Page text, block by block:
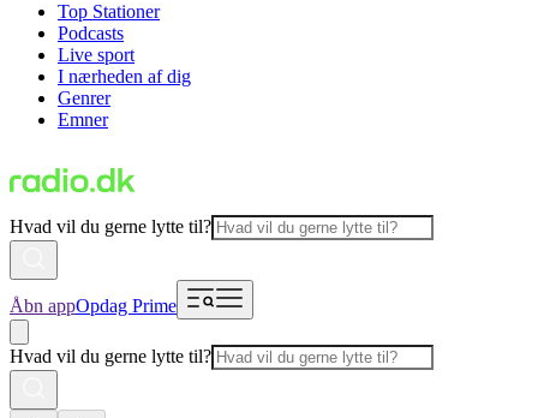
Top Stationer
Podcasts
Live sport
I nærheden af dig
Genrer
Emner
Hvad vil du gerne lytte til?
Åbn appOpdag Prime
Hvad vil du gerne lytte til?